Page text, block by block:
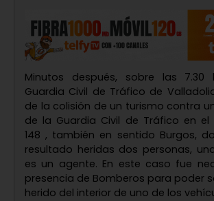
Minutos después, sobre las 7.30
Guardia Civil de Tráfico de
de la colisión de un turismo contra
de la Guardia Civil de Tráfico en el
148 , también en sentido Burgos,
resultado heridas dos personas,
es un agente. En este caso fue
presencia de Bomberos para poder
herido del interior de uno de los